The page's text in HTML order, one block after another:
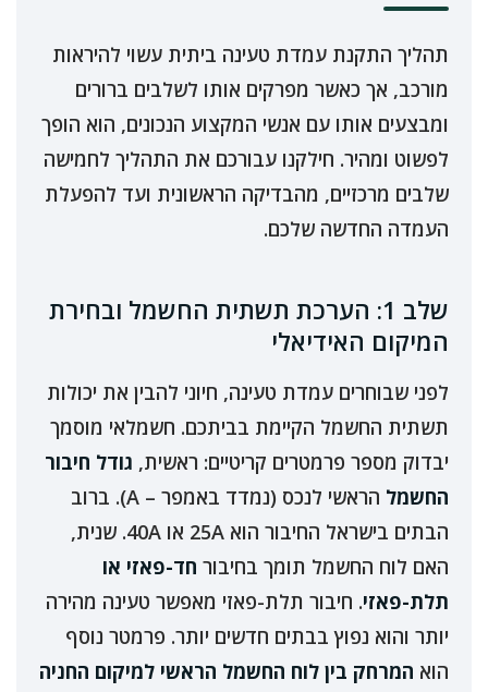
תהליך התקנת עמדת טעינה ביתית עשוי להיראות
מורכב, אך כאשר מפרקים אותו לשלבים ברורים
ומבצעים אותו עם אנשי המקצוע הנכונים, הוא הופך
לפשוט ומהיר. חילקנו עבורכם את התהליך לחמישה
שלבים מרכזיים, מהבדיקה הראשונית ועד להפעלת
העמדה החדשה שלכם.
שלב 1: הערכת תשתית החשמל ובחירת
המיקום האידיאלי
לפני שבוחרים עמדת טעינה, חיוני להבין את יכולות
תשתית החשמל הקיימת בביתכם. חשמלאי מוסמך
יבדוק מספר פרמטרים קריטיים: ראשית, גודל חיבור
החשמל
הראשי לנכס (נמדד באמפר – A). ברוב
הבתים בישראל החיבור הוא 25A או 40A. שנית,
האם לוח החשמל תומך בחיבור חד-פאזי או
תלת-פאזי. חיבור תלת-פאזי מאפשר טעינה מהירה
יותר והוא נפוץ בבתים חדשים יותר. פרמטר נוסף
הוא המרחק בין לוח החשמל הראשי למיקום החניה